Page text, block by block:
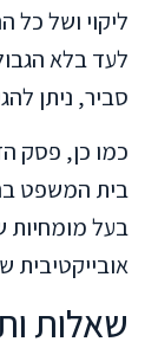
ליקוי ושל כל
לעד בלא
סביר, ניתן
כמו כן, פסק
בית המשפט
בעל מומחיות
אובייקטיבית
שאלות